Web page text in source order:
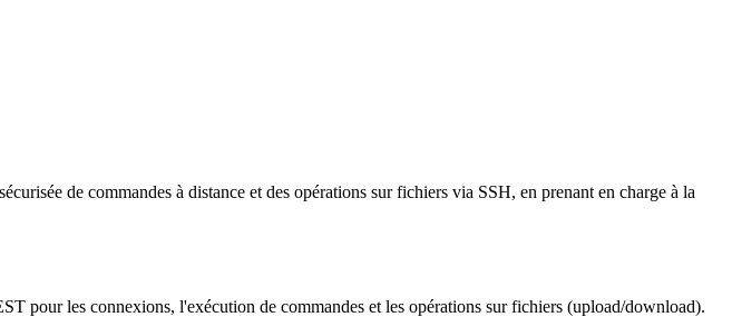
de commandes à distance et des opérations sur fichiers via SSH, en prenant en charge à la
pour les connexions, l'exécution de commandes et les opérations sur fichiers (upload/download).